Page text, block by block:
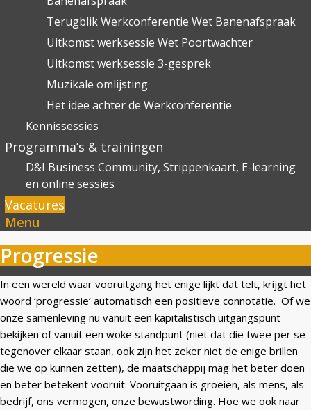
Terugblik Werkconferentie Wet Banenafspraak
Uitkomst werksessie Wet Poortwachter
Uitkomst werksessie 3-gesprek
Muzikale omlijsting
Het idee achter de Werkconferentie
Kennissessies
Programma’s & trainingen
D&I Business Community, Strippenkaart, E-learning
en online sessies
Vacatures
Menu
Progressie
In een wereld waar vooruitgang het enige lijkt dat telt, krijgt het
woord ‘progressie’ automatisch een positieve connotatie. Of we
onze samenleving nu vanuit een kapitalistisch uitgangspunt
bekijken of vanuit een woke standpunt (niet dat die twee per se
tegenover elkaar staan, ook zijn het zeker niet de enige brillen
die we op kunnen zetten), de maatschappij mag het beter doen
en beter betekent vooruit. Vooruitgaan is groeien, als mens, als
bedrijf, ons vermogen, onze bewustwording. Hoe we ook naar